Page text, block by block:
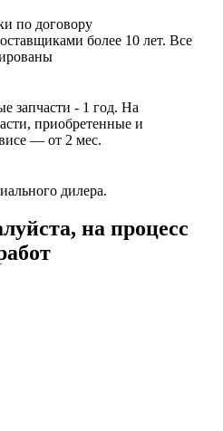
по договору
более 10 лет. Все
запчасти - 1 год. На
приобретенные и
— от 2 мес.
дилера.
на процесс